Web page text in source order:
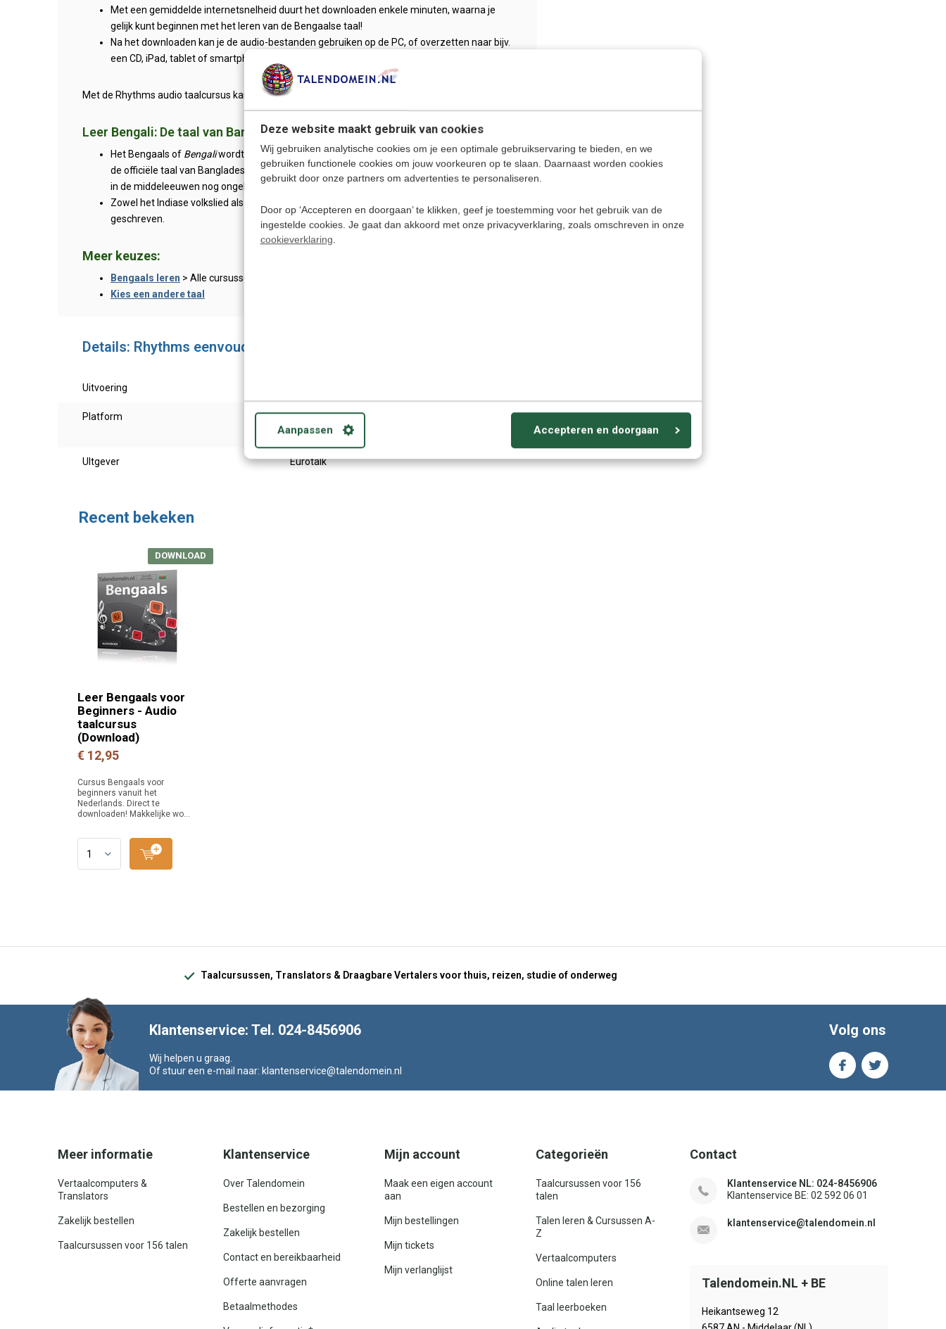
Deze website maakt gebruik van cookies
Wij gebruiken analytische cookies om je een optimale gebruikservaring te bieden, en we
gebruiken functionele cookies om jouw voorkeuren op te slaan. Daarnaast worden cookies
gebruikt door onze partners om advertenties te personaliseren.
Door op ‘Accepteren en doorgaan’ te klikken, geef je toestemming voor het gebruik van de
ingestelde cookies. Je gaat dan akkoord met onze privacyverklaring, zoals omschreven in onze
cookieverklaring
Aanpassen Accepteren en doorgaan
Met een gemiddelde internetsnelheid duurt het downloaden enkele minuten, waarna je
gelijk kunt beginnen met het leren van de Bengaalse taal!
Na het downloaden kan je de audio-bestanden gebruiken op de PC, of overzetten naar bijv.
een CD, iPad, tablet of smartphone.
Met de Rhythms audio taalcursus kan je niet makkelijker een taal leren!
Leer Bengali: De taal van Bangladesh
Het Bengaals of Bengaliwordt zowel inWest-Bengalenals inBangladesh gesproken en is
de officiële taal van Bangladesh. West-Bengalen is de Indiase grens langs Bangladesh, die
in de middeleeuwen nog ongebonden was. Ook bekend als
Zowel het Indiase volkslied als het volkslied van Bangladesh zijn in deze prachtige taal
geschreven.
Meer keuzes:
Bengaals leren > Alle cursussen
Kies een andere taal
Details: Rhythms eenvoudig Bengaals - Luistercursus Download
Uitvoering
Platform
Te gebruiken op PC/ MAC, Smartphone, iPod, Tablets
of overzetten naar CD.
UItgever Eurotalk
Recent bekeken
Leer Bengaals voor
Beginners - Audio
taalcursus
(Download)
DOWNLOAD
€ 12,95
Cursus Bengaals voor
beginners vanuit het
Nederlands. Direct te
downloaden! Makkelijke wo...
Taalcursussen, Translators & Draagbare Vertalers voor thuis, reizen, studie of onderweg
Klantenservice: Tel. 024-8456906
Wij helpen u graag.
Of stuur een e-mail naar: klantenservice@talendomein.nl
Volg ons
Meer informatie
Vertaalcomputers &
Translators
Zakelijk bestellen
Taalcursussen voor 156 talen
Klantenservice
Over Talendomein
Bestellen en bezorging
Zakelijk bestellen
Contact en bereikbaarheid
Offerte aanvragen
Betaalmethodes
Mijn account
Maak een eigen account
aan
Mijn bestellingen
Mijn tickets
Mijn verlanglijst
Categorieën
Taalcursussen voor 156
talen
Talen leren & Cursussen A-
Z
Vertaalcomputers
Online talen leren
Taal leerboeken
Contact
Klantenservice NL: 024-8456906
Klantenservice BE: 02 592 06 01
klantenservice@talendomein.nl
Talendomein.NL + BE
Heikantseweg 12